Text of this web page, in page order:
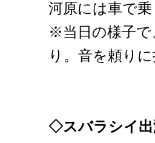
河原には車で
※当日の様子で
り。音を頼り
◇スバラシイ